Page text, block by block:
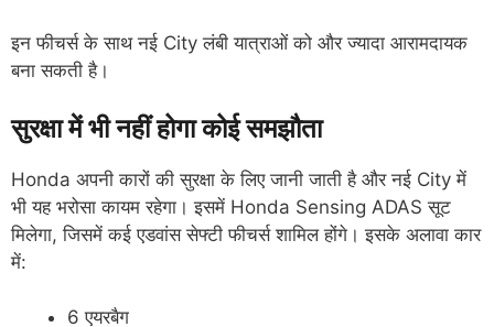
इन फीचर्स के साथ नई City लंबी यात्राओं को और ज्यादा आरामदायक
बना सकती है।
सुरक्षा में भी नहीं होगा कोई समझौता
Honda अपनी कारों की सुरक्षा के लिए जानी जाती है और नई City में
भी यह भरोसा कायम रहेगा। इसमें Honda Sensing ADAS सूट
मिलेगा, जिसमें कई एडवांस सेफ्टी फीचर्स शामिल होंगे। इसके अलावा कार
में:
6 एयरबैग